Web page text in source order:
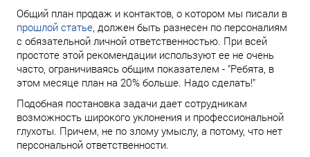
Общий план продаж и контактов, о котором мы писали в
прошлой статье, должен быть разнесен по персоналиям
с обязательной личной ответственностью. При всей
простоте этой рекомендации используют ее не очень
часто, ограничиваясь общим показателем - "Ребята, в
этом месяце план на 20% больше. Надо сделать!"
Подобная постановка задачи дает сотрудникам
возможность широкого уклонения и профессиональной
глухоты. Причем, не по злому умыслу, а потому, что нет
персональной ответственности.